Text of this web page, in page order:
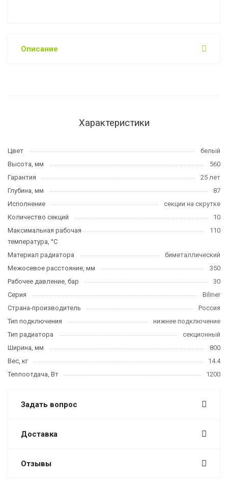
Описание
Характеристики
Цвет
белый
Высота, мм
560
Гарантия
25 лет
Глубина, мм
87
Исполнение
секции на скрутке
Количество секций
10
Максимальная рабочая
температура, °C
110
Материал радиатора
биметаллический
Межосевое расстояние, мм
350
Рабочее давление, бар
30
Серия
Biliner
Страна-производитель
Россия
Тип подключения
нижнее подключение
Тип радиатора
секционный
Ширина, мм
800
Вес, кг
14.4
Теплоотдача, Вт
1200
Задать вопрос
Доставка
Отзывы